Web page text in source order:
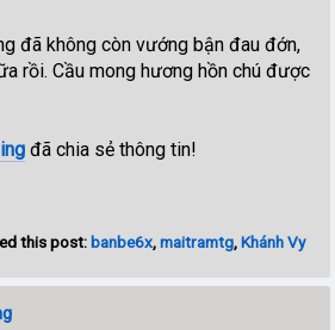
đã không còn vướng bận đau đớn,
rồi. Cầu mong hương hồn chú được
đã chia sẻ thông tin!
this post:banbe6x,maitramtg,Khánh Vy